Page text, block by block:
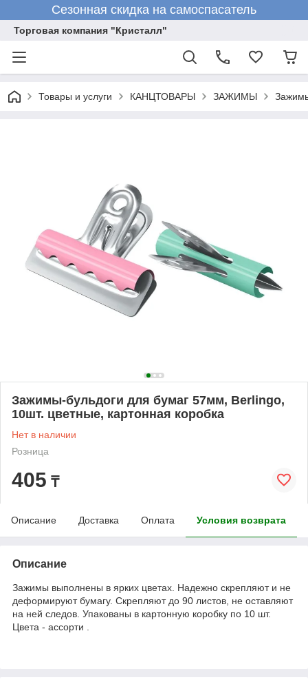
Сезонная скидка на самоспасатель
Торговая компания "Кристалл"
Товары и услуги КАНЦТОВАРЫ ЗАЖИМЫ
Зажимы-бульдоги для бумаг 57мм, Berlingo,
10шт. цветные, картонная коробка
Нет в наличии
Розница
405 ₸
Описание Доставка Оплата Условия возврата
Описание
Зажимы выполнены в ярких цветах. Надежно скрепляют и не
деформируют бумагу. Скрепляют до 90 листов, не оставляют
на ней следов. Упакованы в картонную коробку по 10 шт.
Цвета - ассорти .